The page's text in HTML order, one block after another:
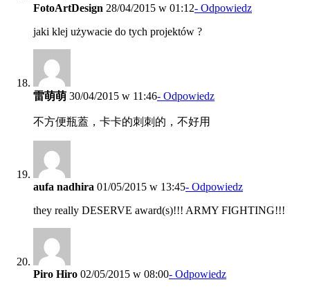
FotoArtDesign 28/04/2015 w 01:12- Odpowiedz
jaki klej używacie do tych projektów ?
雷萌萌 30/04/2015 w 11:46- Odpowiedz
不方便瓶蓋，卡卡的刺刺的，不好用
aufa nadhira 01/05/2015 w 13:45- Odpowiedz
they really DESERVE award(s)!!! ARMY FIGHTING!!!
Piro Hiro 02/05/2015 w 08:00- Odpowiedz